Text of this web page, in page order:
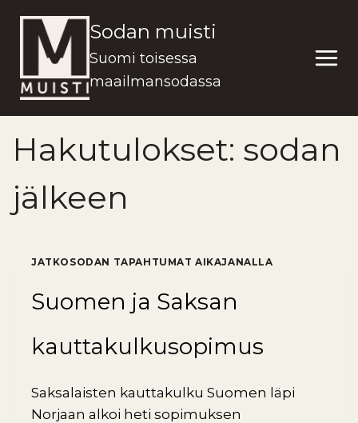
sisältöön
Sodan muisti
Suomi toisessa
maailmansodassa
Hakutulokset: sodan
jälkeen
JATKOSODAN TAPAHTUMAT AIKAJANALLA
Suomen ja Saksan
kauttakulkusopimus
Saksalaisten kauttakulku Suomen läpi
Norjaan alkoi heti sopimuksen